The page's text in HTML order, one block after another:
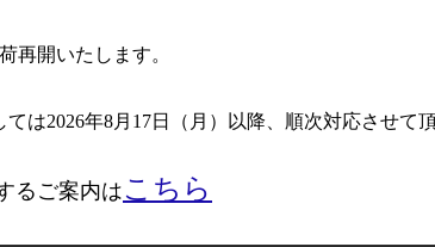
再開いたします。
は2026年8月17日（月）以降、順次対応させて頂
るご案内はこちら